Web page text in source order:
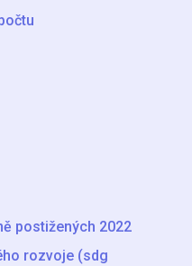
postižených 2022
rozvoje (sdg